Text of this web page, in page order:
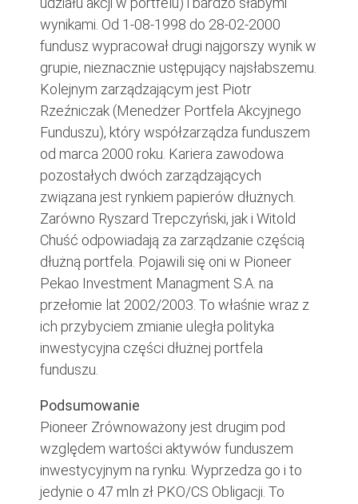
wynikami. Od 1-08-1998 do 28-02-2000
fundusz wypracował drugi najgorszy wynik w
grupie, nieznacznie ustępujący najsłabszemu.
Kolejnym zarządzającym jest Piotr
Rzeźniczak (Menedżer Portfela Akcyjnego
Funduszu), który współzarządza funduszem
od marca 2000 roku. Kariera zawodowa
pozostałych dwóch zarządzających
związana jest rynkiem papierów dłużnych.
Zarówno Ryszard Trepczyński, jak i Witold
Chuść odpowiadają za zarządzanie częścią
dłużną portfela. Pojawili się oni w Pioneer
Pekao Investment Managment S.A. na
przełomie lat 2002/2003. To właśnie wraz z
ich przybyciem zmianie uległa polityka
inwestycyjna części dłużnej portfela
funduszu.
Podsumowanie
Pioneer Zrównoważony jest drugim pod
względem wartości aktywów funduszem
inwestycyjnym na rynku. Wyprzedza go i to
jedynie o 47 mln zł PKO/CS Obligacji. To